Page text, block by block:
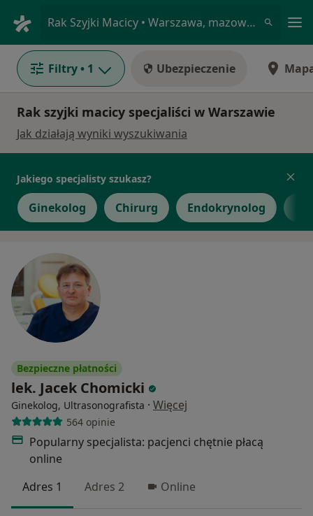
Rak Szyjki Macicy • Warszawa, mazowieckie
Filtry • 1 Ubezpieczenie
Rak szyjki macicy specjaliści w Warszawie
Jak działają wyniki wyszukiwania
Jakiego specjalisty szukasz?
Ginekolog Chirurg Endokrynolog
Bezpieczne płatności
lek. Jacek Chomicki
Ginekolog, Ultrasonografista · Więcej
564 opinie
Popularny specjalista: pacjenci chętnie płacą
online
Adres 1
Adres 2 Online